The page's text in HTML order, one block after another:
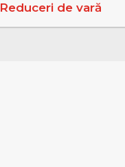
Reduceri de vară